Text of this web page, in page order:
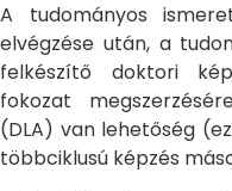
A tudományos
elvégzése után, a
felkészítő doktori
fokozat
(DLA) van lehetőség
többciklusú képzés